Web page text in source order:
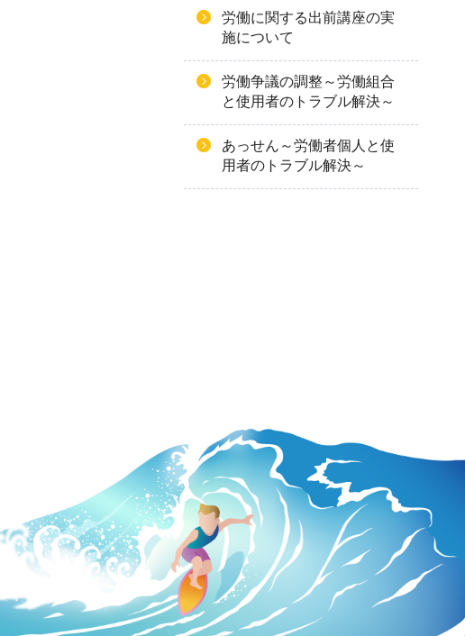
労働に関する出前講座の実
施について
労働争議の調整～労働組合
と使用者のトラブル解決～
あっせん～労働者個人と使
用者のトラブル解決～